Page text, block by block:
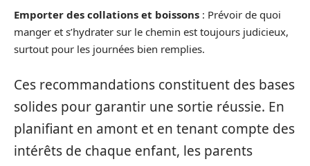
Emporter des collations et boissons : Prévoir de quoi
manger et s’hydrater sur le chemin est toujours judicieux,
surtout pour les journées bien remplies.
Ces recommandations constituent des bases
solides pour garantir une sortie réussie. En
planifiant en amont et en tenant compte des
intérêts de chaque enfant, les parents